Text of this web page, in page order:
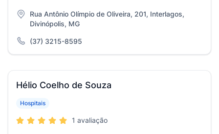
Rua Antônio Olímpio de Oliveira, 201, Interlagos,
Divinópolis, MG
(37) 3215-8595
Hélio Coelho de Souza
Hospitais
1 avaliação